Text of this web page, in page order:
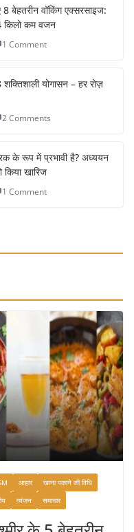
बेहतरीन वॉकिंग एक्सरसाइज:
किलो कम वजन
1 Comment
योगासन – हर रोज़
2 Comments
के रूप में प्रभावी है? अध्ययन
खारिज
1 Comment
आहार
खाना पकाने की विधि
व्यंजन समाचार